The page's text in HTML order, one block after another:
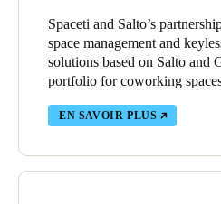
Spaceti and Salto’s
space management and
solutions based on Salto and
portfolio for coworking
EN SAVOIR PLUS